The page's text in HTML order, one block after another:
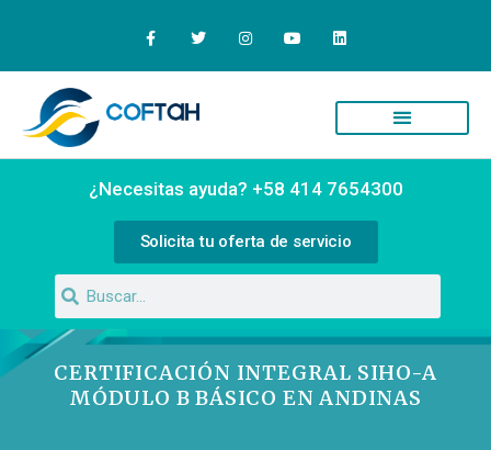
¿Necesitas ayuda? +58 414 7654300
Solicita tu oferta de servicio
CERTIFICACIÓN INTEGRAL SIHO-A
MÓDULO B BÁSICO EN ANDINAS